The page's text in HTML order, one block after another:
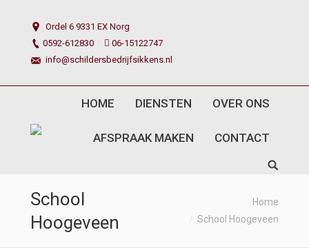
Ordel 6 9331 EX Norg
0592-612830
06-15122747
info@schildersbedrijfsikkens.nl
HOME DIENSTEN OVER ONS
AFSPRAAK MAKEN CONTACT
School
Hoogeveen
Home
School Hoogeveen